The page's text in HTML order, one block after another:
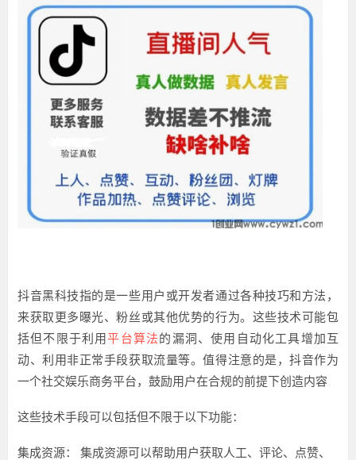
抖音黑科技指的是一些用户或开发者通过各种技巧和方法，
来获取更多曝光、粉丝或其他优势的行为。这些技术可能包
括但不限于利用平台算法的漏洞、使用自动化工具增加互
动、利用非正常手段获取流量等。值得注意的是，抖音作为
一个社交娱乐商务平台，鼓励用户在合规的前提下创造内容
这些技术手段可以包括但不限于以下功能：
集成资源：
集成资源可以帮助用户获取人工、评论、点赞、